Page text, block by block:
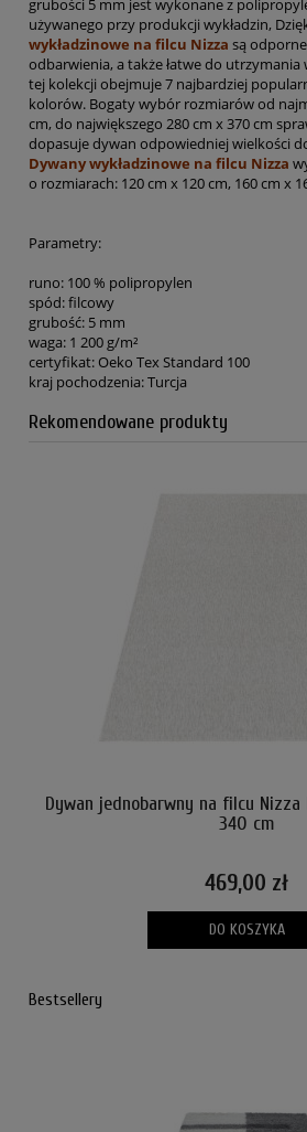
grubości 5 mm jest wykonane z
używanego przy produkcji wykładzin,
wykładzinowe na filcu Nizza są
odbarwienia, a także łatwe do utrzymania
tej kolekcji obejmuje 7 najbardziej
kolorów. Bogaty wybór rozmiarów od
cm, do największego 280 cm x 370 cm
dopasuje dywan odpowiedniej wielkości
Dywany wykładzinowe na filcu Nizza
o rozmiarach: 120 cm x 120 cm, 160 cm x
Parametry:
runo: 100 % polipropylen
spód: filcowy
grubość: 5 mm
waga: 1 200 g/m²
certyfikat: Oeko Tex Standard 100
kraj pochodzenia: Turcja
Rekomendowane produkty
Dywan jednobarwny na filcu
340 cm
469,00 zł
DO KOSZYKA
Bestsellery